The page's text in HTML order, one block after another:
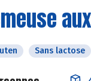
Sans lactose